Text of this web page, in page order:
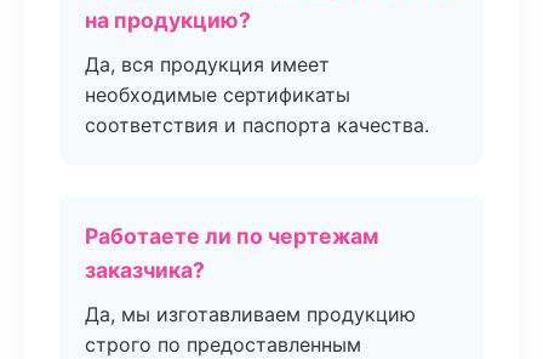
на продукцию?
Да, вся продукция имеет
необходимые сертификаты
соответствия и паспорта качества.
Работаете ли по чертежам
заказчика?
Да, мы изготавливаем продукцию
строго по предоставленным